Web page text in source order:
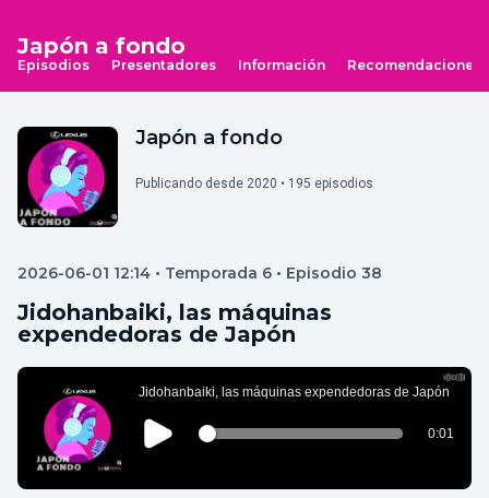
Japón a fondo
Episodios Presentadores Información Recomendaciones
Japón a fondo
Publicando desde 2020 • 195 episodios
2026-06-01 12:14 • Temporada 6 • Episodio 38
Jidohanbaiki, las máquinas
expendedoras de Japón